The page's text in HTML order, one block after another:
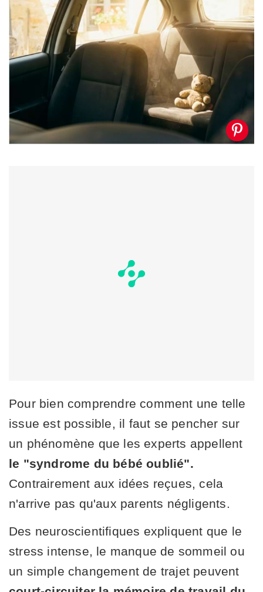
Pour bien comprendre comment une telle
issue est possible, il faut se pencher sur
un phénomène que les experts appellent
le "syndrome du bébé oublié".
Contrairement aux idées reçues, cela
n'arrive pas qu'aux parents négligents.
Des neuroscientifiques expliquent que le
stress intense, le manque de sommeil ou
un simple changement de trajet peuvent